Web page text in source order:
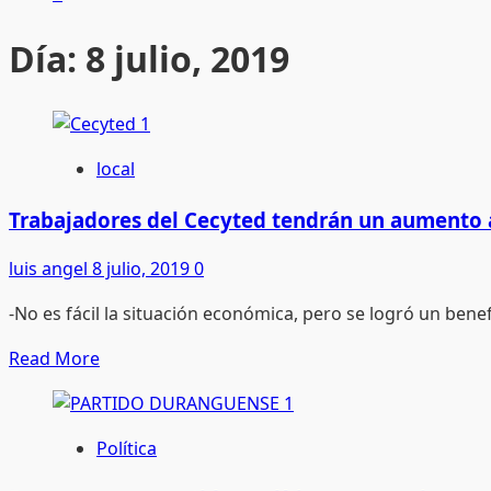
Día: 8 julio, 2019
local
Trabajadores del Cecyted tendrán un aumento
luis angel 8 julio, 20190
-No es fácil la situación económica, pero se logró un
Read MoreRead
about
Trabajadores
Política